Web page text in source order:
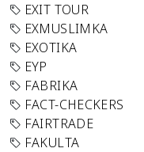
EXIT TOUR
EXMUSLIMKA
EXOTIKA
EYP
FABRIKA
FACT-CHECKERS
FAIRTRADE
FAKULTA